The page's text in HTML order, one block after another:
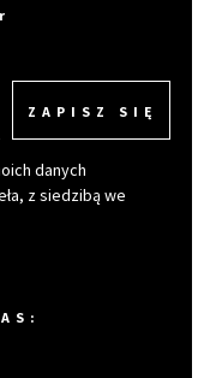
ZAPISZ SIĘ
danych
z siedzibą we